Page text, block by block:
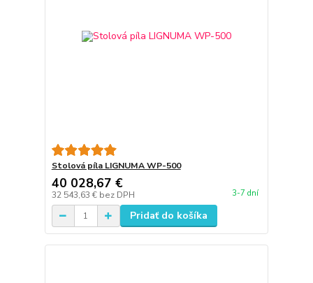
Stolová píla LIGNUMA WP-500
40 028,67 €
32 543,63 € bez DPH 3-7 dní
Pridať do košíka